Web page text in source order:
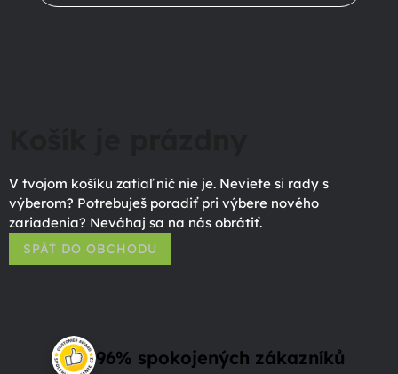
V tvojom košíku zatiaľ nič nie je. Neviete si rady s
výberom? Potrebuješ poradiť pri výbere nového
zariadenia? Neváhaj sa na nás obrátiť.
SPÄŤ DO OBCHODU
96% spokojených zákazníků